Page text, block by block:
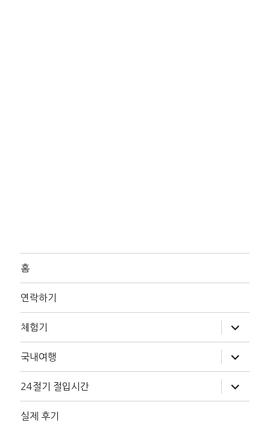
홈
연락하기
체험기
위
메
확
장
국내여행
위
메
확
장
24절기 절입시간
위
메
실제 후기